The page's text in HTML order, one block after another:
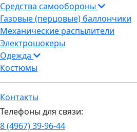
Средства самообороны
Газовые (перцовые) баллончики
Механические распылители
Электрошокеры
Одежда
Костюмы
Контакты
Телефоны для связи:
8 (4967) 39-96-44